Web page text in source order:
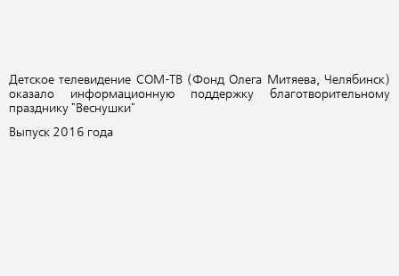
Детское телевидение СОМ-ТВ (Фонд Олега Митяева, Челябинск)
оказало информационную поддержку благотворительному
празднику "Веснушки"
Выпуск 2016 года